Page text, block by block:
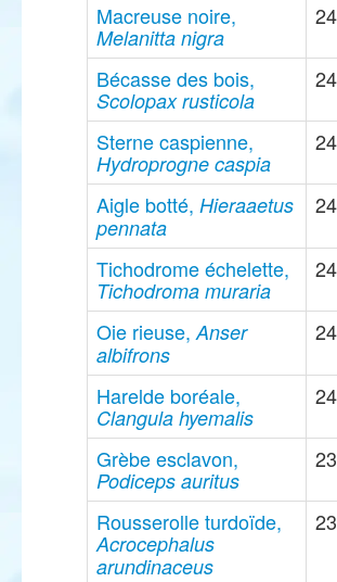
Macreuse noire,
Melanitta nigra
Bécasse des bois,
Scolopax rusticola
Sterne caspienne,
Hydroprogne caspia
Aigle botté, Hieraaetus
pennata
Tichodrome échelette,
Tichodroma muraria
Oie rieuse,Anser
albifrons
Harelde boréale,
Clangula hyemalis
Grèbe esclavon,
Podiceps auritus
Rousserolle turdoïde,
Acrocephalus
arundinaceus